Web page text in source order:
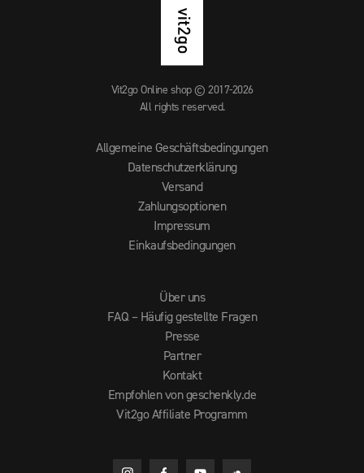
Vit2go Online shop © 2017-2026
All rights reserved.
Allgemeine Geschäftsbedingungen
Datenschutzerklärung
Versand
Zahlungsoptionen
Impressum
Einkaufsbedingungen
Über uns
FAQ – Häufig gestellte Fragen
Presse
Partner
Kontakt
Empfohlen von geschenkly.de
Vit2go Affiliate Programm